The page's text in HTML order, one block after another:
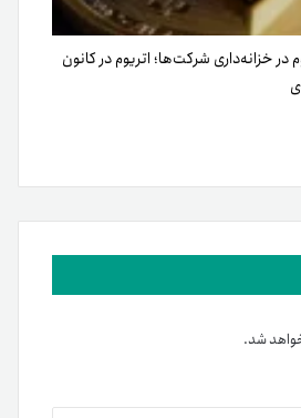
اتریوم در خزانه‌داری شرکت‌ها؛ اتریوم در کانون
شد.